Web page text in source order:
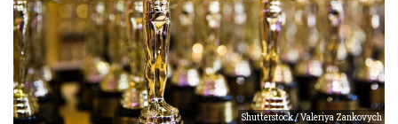
Shutterstock / Valeriya Zankovych